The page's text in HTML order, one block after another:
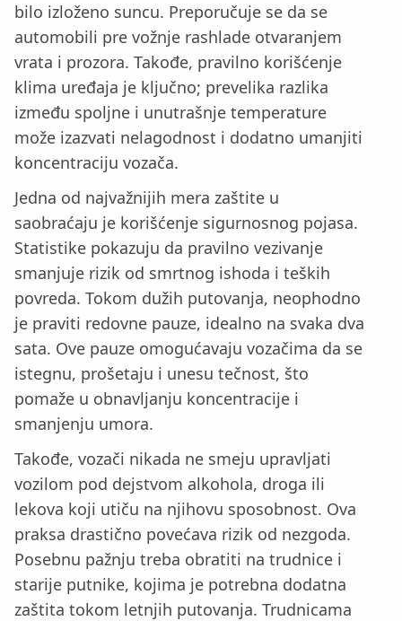
bilo izloženo suncu. Preporučuje se da se
automobili pre vožnje rashlade otvaranjem
vrata i prozora. Takođe, pravilno korišćenje
klima uređaja je ključno; prevelika razlika
između spoljne i unutrašnje temperature
može izazvati nelagodnost i dodatno umanjiti
koncentraciju vozača.
Jedna od najvažnijih mera zaštite u
saobraćaju je korišćenje sigurnosnog pojasa.
Statistike pokazuju da pravilno vezivanje
smanjuje rizik od smrtnog ishoda i teških
povreda. Tokom dužih putovanja, neophodno
je praviti redovne pauze, idealno na svaka dva
sata. Ove pauze omogućavaju vozačima da se
istegnu, prošetaju i unesu tečnost, što
pomaže u obnavljanju koncentracije i
smanjenju umora.
Takođe, vozači nikada ne smeju upravljati
vozilom pod dejstvom alkohola, droga ili
lekova koji utiču na njihovu sposobnost. Ova
praksa drastično povećava rizik od nezgoda.
Posebnu pažnju treba obratiti na trudnice i
starije putnike, kojima je potrebna dodatna
zaštita tokom letnjih putovanja. Trudnicama